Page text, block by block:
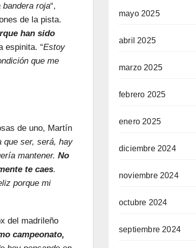
bandera roja“,
de la pista.
han sido
espinita. “Estoy
que me
de uno, Martín
que ser, será, hay
mantener. No
te caes.
porque mi
del madrileño
campeonato,
mayo 2025
abril 2025
marzo 2025
febrero 2025
enero 2025
diciembre 2024
noviembre 2024
octubre 2024
septiembre 2024